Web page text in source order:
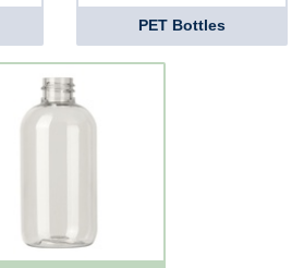
PET Bottles